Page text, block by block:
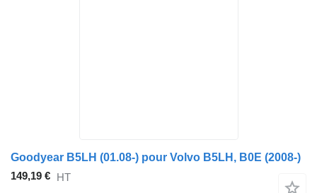
Goodyear B5LH (01.08-) pour Volvo B5LH, B0E (2008-)
149,19 € HT